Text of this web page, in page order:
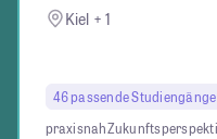
Kiel + 1
46 passende Studiengänge
praxisnah